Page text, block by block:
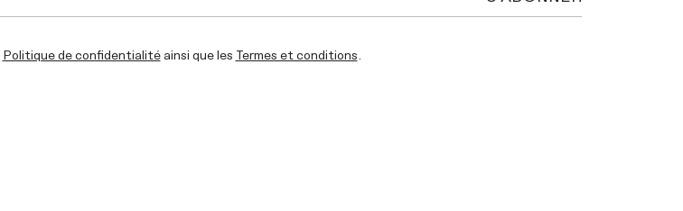
Politique de confidentialitéainsi que les Termes et conditions